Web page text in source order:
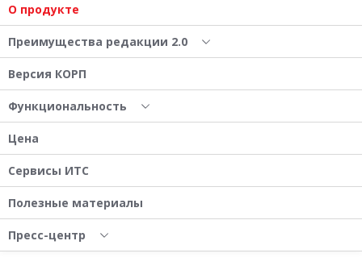
О продукте
Преимущества редакции 2.0
Версия КОРП
Функциональность
Цена
Сервисы ИТС
Полезные материалы
Пресс-центр